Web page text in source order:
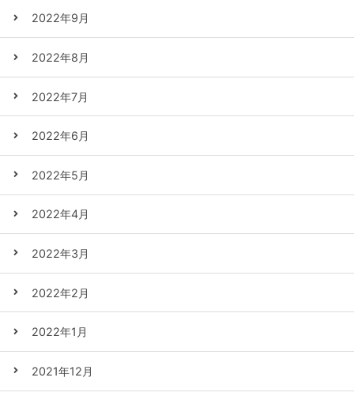
2022年9月
2022年8月
2022年7月
2022年6月
2022年5月
2022年4月
2022年3月
2022年2月
2022年1月
2021年12月